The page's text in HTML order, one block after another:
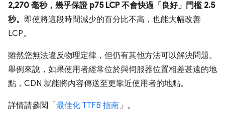
2,270 毫秒，幾乎保證 p75 LCP 不會快過「良好」門檻 2.5
秒。 即使將這段時間減少的百分比不高，也能大幅改善
LCP。
雖然您無法違反物理定律，但仍有其他方法可以解決問題。
舉例來說，如果使用者經常位於與伺服器位置相差甚遠的地
點，CDN 就能將內容傳送至更靠近使用者的地點。
詳情請參閱「 最佳化 TTFB 指南」。